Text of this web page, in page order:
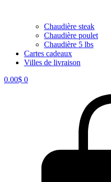
Chaudière steak
Chaudière poulet
Chaudière 5 lbs
Cartes cadeaux
Villes de livraison
0.00$ 0